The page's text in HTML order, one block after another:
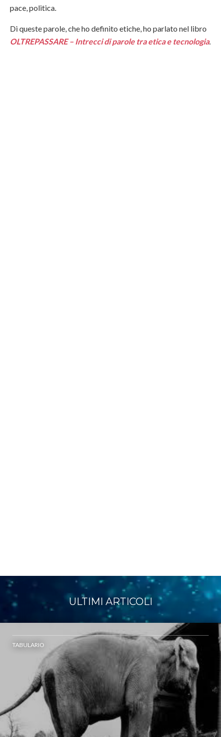
pace, politica.
Di queste parole, che ho definito etiche, ho parlato nel libro
OLTREPASSARE – Intrecci di parole tra etica e tecnologia.
ULTIMI ARTICOLI
TABULARIO